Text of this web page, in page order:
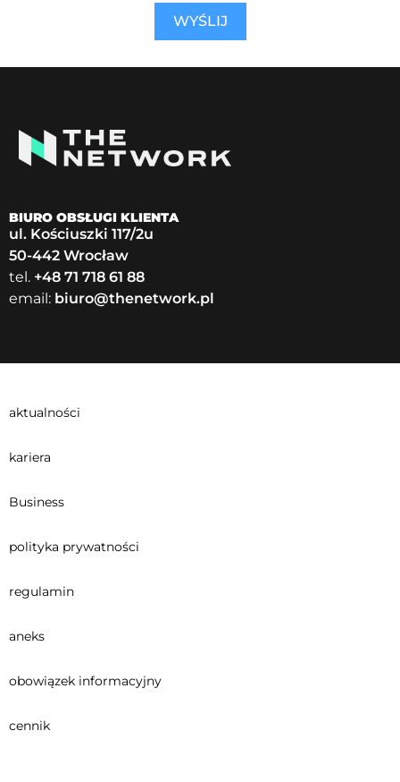
WYŚLIJ
BIURO OBSŁUGI KLIENTA
ul. Kościuszki 117/2u
50-442 Wrocław
tel. +48 71 718 61 88
email: biuro@thenetwork.pl
aktualności
kariera
Business
polityka prywatności
regulamin
aneks
obowiązek informacyjny
cennik